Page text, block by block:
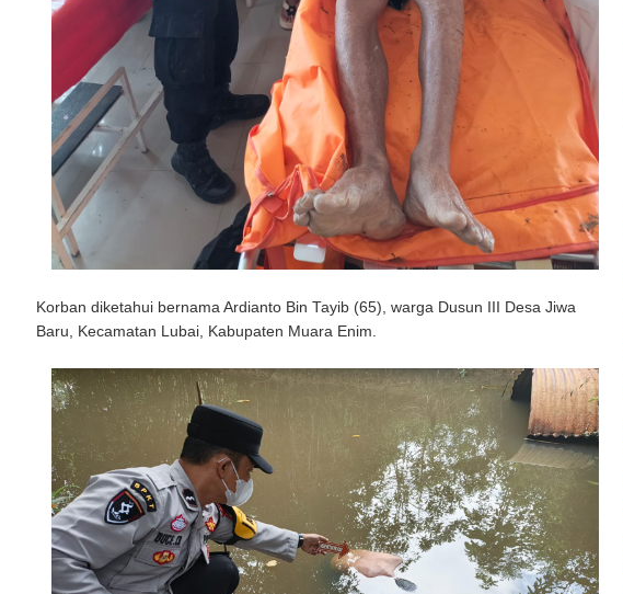
Korban diketahui bernama Ardianto Bin Tayib (65), warga Dusun III Desa Jiwa
Baru, Kecamatan Lubai, Kabupaten Muara Enim.